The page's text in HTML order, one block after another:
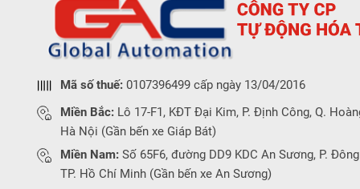
Mã số thuế: 0107396499 cấp ngày 13/04/2016
Miền Bắc: Lô 17-F1, KĐT Đại Kim, P. Định Công, Q.
Hà Nội (Gần bến xe Giáp Bát)
Miền Nam: Số 65F6, đường DD9 KDC An Sương, P.
TP. Hồ Chí Minh (Gần bến xe An Sương)